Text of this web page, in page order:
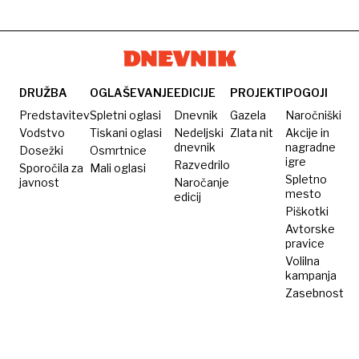
Življenje
brez
maske
DRUŽBA
Predstavitev
Vodstvo
Dosežki
Sporočila za
javnost
OGLAŠEVANJE
Spletni oglasi
Tiskani oglasi
Osmrtnice
Mali oglasi
EDICIJE
Dnevnik
Nedeljski
dnevnik
Razvedrilo
Naročanje
edicij
PROJEKTI
Gazela
Zlata nit
POGOJI
Naročniški
Akcije in
nagradne
igre
Spletno
mesto
Piškotki
Avtorske
pravice
Volilna
kampanja
Zasebnost